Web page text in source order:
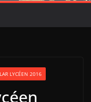
LYCÉEN 2016